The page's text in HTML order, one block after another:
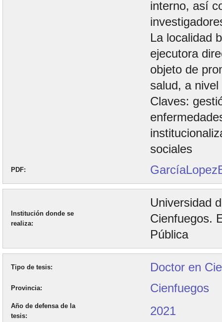
interno, así
La localidad
ejecutora
objeto de
salud, a
Claves:
sociales
PDF
Institución donde se
realiza
Universidad
Cienfuegos.
Pública
Tipo de tesis Doctor en
Provincia Cienfuegos
Año de defensa de la
tesis
2021